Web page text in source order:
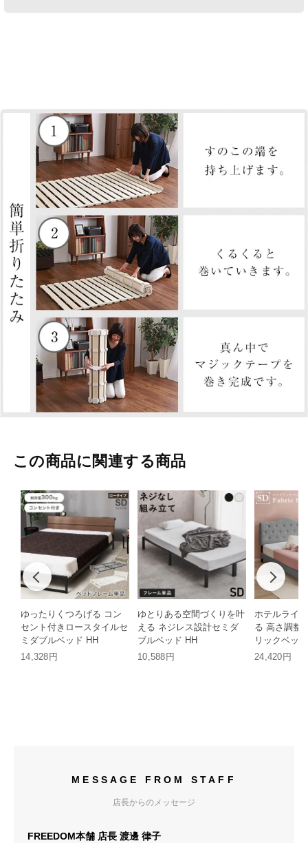
この商品に関連する商品
ゆったりくつろげる コン
セント付きロースタイルセ
ミダブルベッド HH
14,328円
ゆとりある空間づくりを叶
える ネジレス設計セミダ
ブルベッド HH
10,588円
ホテルライ
る 高さ調整
リックベッ
HH
24,420円
MESSAGE FROM STAFF
店長からのメッセージ
FREEDOM本舗 店長 渡邊 律子